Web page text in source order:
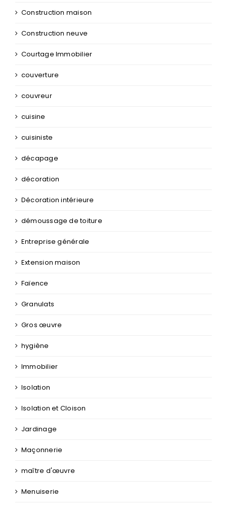
Construction maison
Construction neuve
Courtage Immobilier
couverture
couvreur
cuisine
cuisiniste
décapage
décoration
Décoration intérieure
démoussage de toiture
Entreprise générale
Extension maison
Faïence
Granulats
Gros œuvre
hygiène
Immobilier
Isolation
Isolation et Cloison
Jardinage
Maçonnerie
maître d'œuvre
Menuiserie